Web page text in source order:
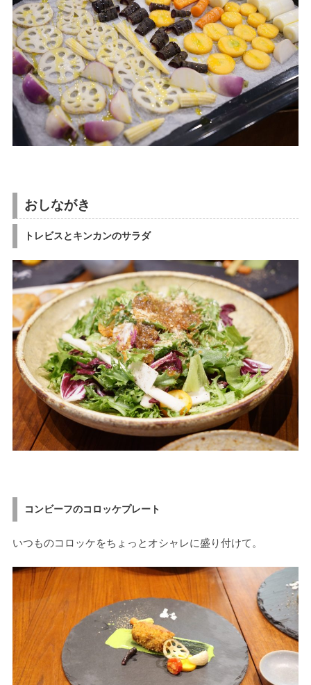
おしながき
トレビスとキンカンのサラダ
コンビーフのコロッケプレート
いつものコロッケをちょっとオシャレに盛り付けて。